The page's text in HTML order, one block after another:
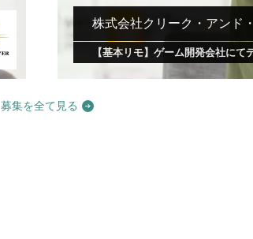
募集を全て見る
株式会社クリーク・アンド
【基本リモ】ゲーム開発会社にて